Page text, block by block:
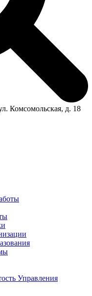
Комсомольская, д. 18
Управления